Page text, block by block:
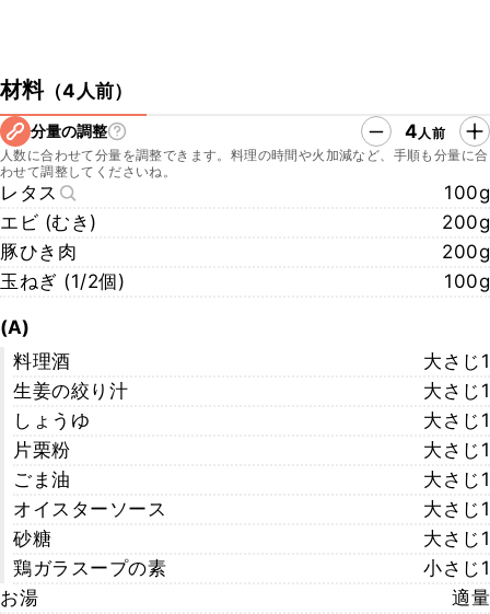
材料（4人前）
分量の調整 4人前
人数に合わせて分量を調整できます。料理の時間や火加減など、手順も分量に合
わせて調整してくださいね。
レタス
100g
エビ (むき)
200g
豚ひき肉
200g
玉ねぎ (1/2個)
100g
(A)
料理酒
大さじ1
生姜の絞り汁
大さじ1
しょうゆ
大さじ1
片栗粉
大さじ1
ごま油
大さじ1
オイスターソース
大さじ1
砂糖
大さじ1
鶏ガラスープの素
小さじ1
お湯
適量